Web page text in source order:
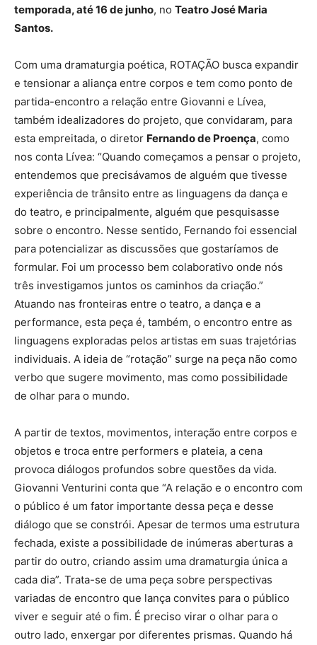
temporada, até 16 de junho, no Teatro José Maria
Santos.
Com uma dramaturgia poética, ROTAÇÃO busca expandir
e tensionar a aliança entre corpos e tem como ponto de
partida-encontro a relação entre Giovanni e Lívea,
também idealizadores do projeto, que convidaram, para
esta empreitada, o diretor Fernando de Proença, como
nos conta Lívea: “Quando começamos a pensar o projeto,
entendemos que precisávamos de alguém que tivesse
experiência de trânsito entre as linguagens da dança e
do teatro, e principalmente, alguém que pesquisasse
sobre o encontro. Nesse sentido, Fernando foi essencial
para potencializar as discussões que gostaríamos de
formular. Foi um processo bem colaborativo onde nós
três investigamos juntos os caminhos da criação.”
Atuando nas fronteiras entre o teatro, a dança e a
performance, esta peça é, também, o encontro entre as
linguagens exploradas pelos artistas em suas trajetórias
individuais. A ideia de “rotação” surge na peça não como
verbo que sugere movimento, mas como possibilidade
de olhar para o mundo.
A partir de textos, movimentos, interação entre corpos e
objetos e troca entre performers e plateia, a cena
provoca diálogos profundos sobre questões da vida.
Giovanni Venturini conta que “A relação e o encontro com
o público é um fator importante dessa peça e desse
diálogo que se constrói. Apesar de termos uma estrutura
fechada, existe a possibilidade de inúmeras aberturas a
partir do outro, criando assim uma dramaturgia única a
cada dia”. Trata-se de uma peça sobre perspectivas
variadas de encontro que lança convites para o público
viver e seguir até o fim. É preciso virar o olhar para o
outro lado, enxergar por diferentes prismas. Quando há